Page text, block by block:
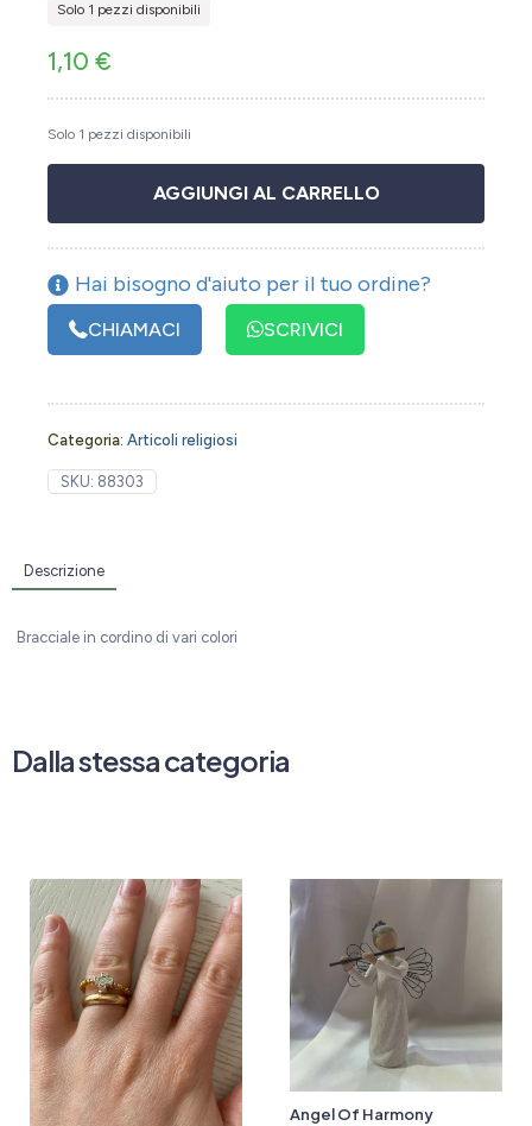
Solo 1 pezzi disponibili
1,10 €
Solo 1 pezzi disponibili
AGGIUNGI AL CARRELLO
Hai bisogno d'aiuto per il tuo ordine?
CHIAMACI SCRIVICI
Categoria: Articoli religiosi
SKU: 88303
Descrizione
Bracciale in cordino di vari colori
Dalla stessa categoria
Angel Of Harmony